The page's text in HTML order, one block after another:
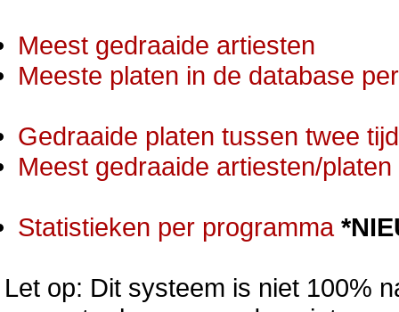
Meest gedraaide artiesten
Meeste platen in de database
Gedraaide platen tussen twee
Meest gedraaide artiesten/
Statistieken per programma
Let op: Dit systeem is niet 100%